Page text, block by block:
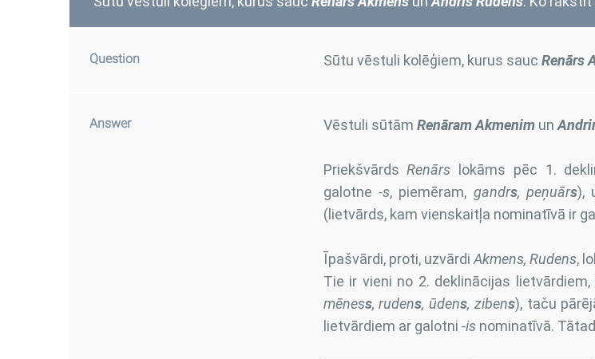
Question Sūtu vēstuli kolēģiem, kurus sauc Renārs
Answer Vēstuli sūtām Renāram Akmenimun
PriekšvārdsRenārs lokāms pēc 1.
galotne -s, piemēram, gandrs, peņuārs),
(lietvārds, kam vienskaitļa nominatīvā ir
Īpašvārdi, proti, uzvārdi Akmens, Rudens,
Tie ir vieni no 2. deklinācijas
mēness, rudens, ūdens, zibens), taču
lietvārdiem ar galotni -isnominatīvā.